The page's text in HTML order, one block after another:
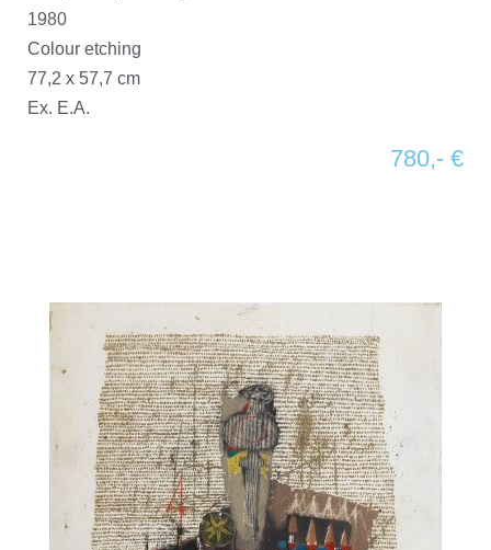
1980
Colour etching
77,2 x 57,7 cm
Ex. E.A.
780,- €